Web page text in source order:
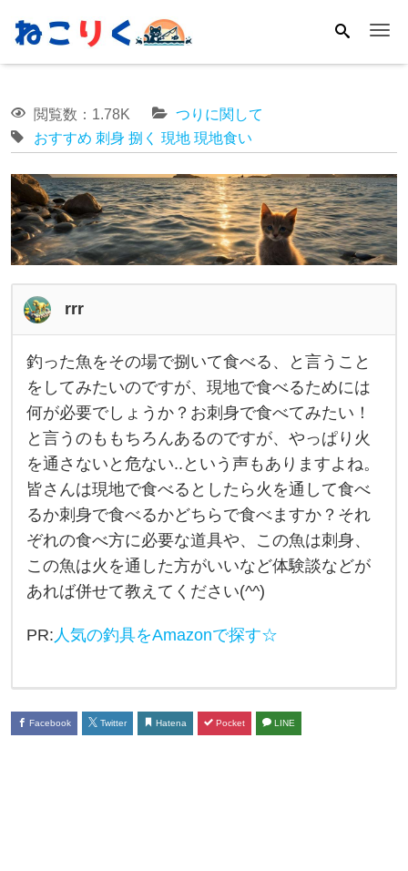
閲覧数：1.78K
つりに関して
おすすめ 刺身 捌く 現地 現地食い
rrr
釣
っ
た
魚
を
そ
の
場
で
捌
食
べ
釣った魚をその場で捌いて食べる、と言うこと
をしてみたいのですが、現地で食べるためには
何が必要でしょうか？お刺身で食べてみたい！
と言うのももちろんあるのですが、やっぱり火
を通さないと危ない..という声もありますよね。
皆さんは現地で食べるとしたら火を通して食べ
るか刺身で食べるかどちらで食べますか？それ
ぞれの食べ方に必要な道具や、この魚は刺身、
この魚は火を通した方がいいなど体験談などが
あれば併せて教えてください(^^)
PR: 人気の釣具をAmazonで探す☆
Facebook Twitter Hatena Pocket LINE